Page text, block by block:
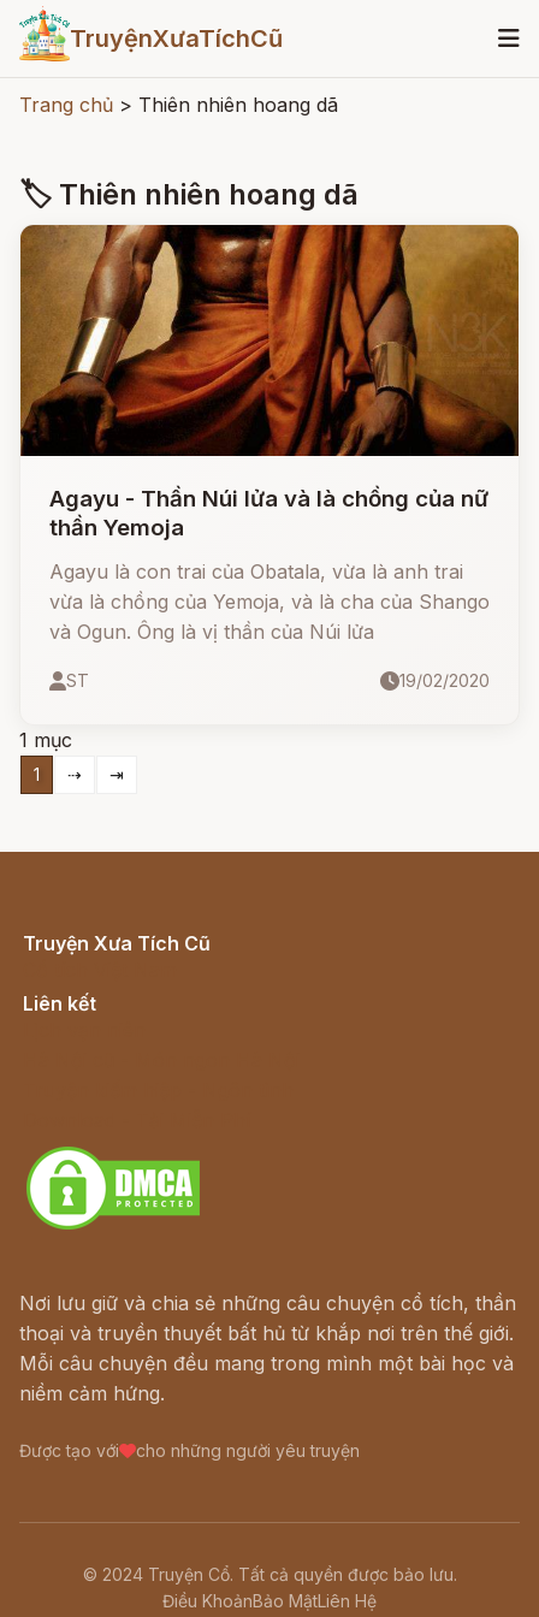
TruyệnXưaTíchCũ
Trang chủ > Thiên nhiên hoang dã
🏷 Thiên nhiên hoang dã
Agayu - Thần Núi lửa và là chồng của nữ
thần Yemoja
Agayu là con trai của Obatala, vừa là anh trai
vừa là chồng của Yemoja, và là cha của Shango
và Ogun. Ông là vị thần của Núi lửa
ST 19/02/2020
1 mục
1 ⇢ ⇥
Truyện Xưa Tích Cũ
Liên kết
Nơi lưu giữ và chia sẻ những câu chuyện cổ tích, thần
thoại và truyền thuyết bất hủ từ khắp nơi trên thế giới.
Mỗi câu chuyện đều mang trong mình một bài học và
niềm cảm hứng.
Được tạo với cho những người yêu truyện
© 2024 Truyện Cổ. Tất cả quyền được bảo lưu.
Điều KhoảnBảo MậtLiên Hệ